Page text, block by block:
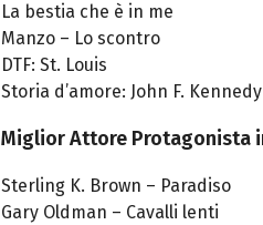
La bestia che è in me
Manzo – Lo scontro
DTF: St. Louis
Storia d’amore: John F.
Miglior Attore Protagonista
Sterling K. Brown – Paradiso
Gary Oldman – Cavalli lenti